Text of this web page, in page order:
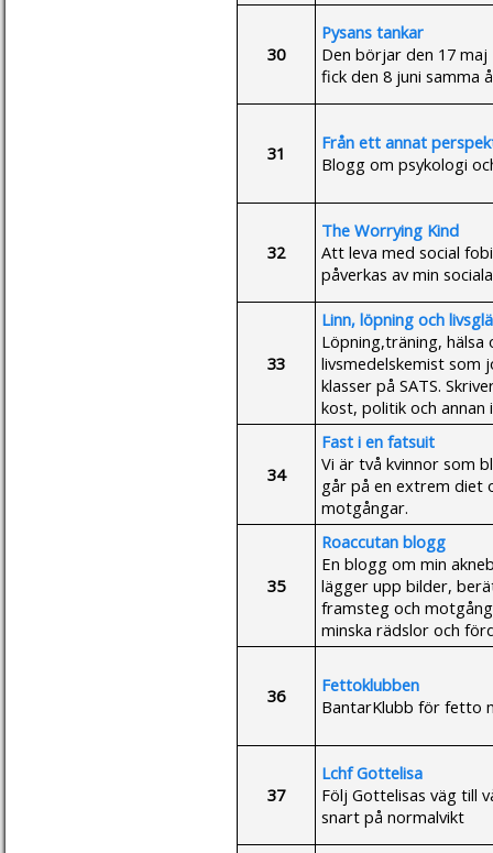
30
Pysans tankar
Den börjar den 17
fick den 8 juni samma
31
Från ett annat
Blogg om psykologi
32
The Worrying Kind
Att leva med social
påverkas av min
33
Linn, löpning och
Löpning,träning,
livsmedelskemist som
klasser på SATS.
kost, politik och annan
34
Fast i en fatsuit
Vi är två kvinnor som
går på en extrem diet
motgångar.
35
Roaccutan blogg
En blogg om min
lägger upp bilder,
framsteg och
minska rädslor och
36
Fettoklubben
BantarKlubb för fetto
37
Lchf Gottelisa
Följ Gottelisas väg till
snart på normalvikt